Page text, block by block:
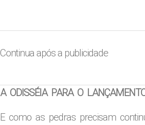
Continua após a publicidade
A ODISSÉIA PARA O
E como as pedras precisam